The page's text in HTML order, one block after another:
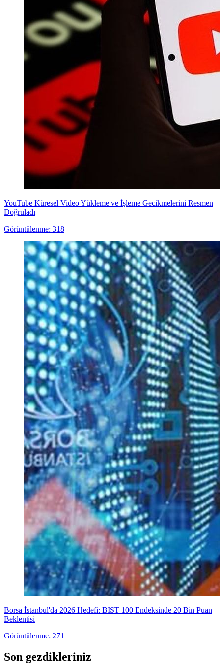
YouTube Küresel Video Yükleme ve İşleme Gecikmelerini Resmen
Doğruladı
Görüntülenme: 318
Borsa İstanbul'da 2026 Hedefi: BIST 100 Endeksinde 20 Bin Puan
Beklentisi
Görüntülenme: 271
Son gezdikleriniz